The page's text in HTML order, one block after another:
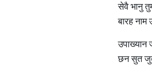
सेवै भानु
बारह
छन सुत